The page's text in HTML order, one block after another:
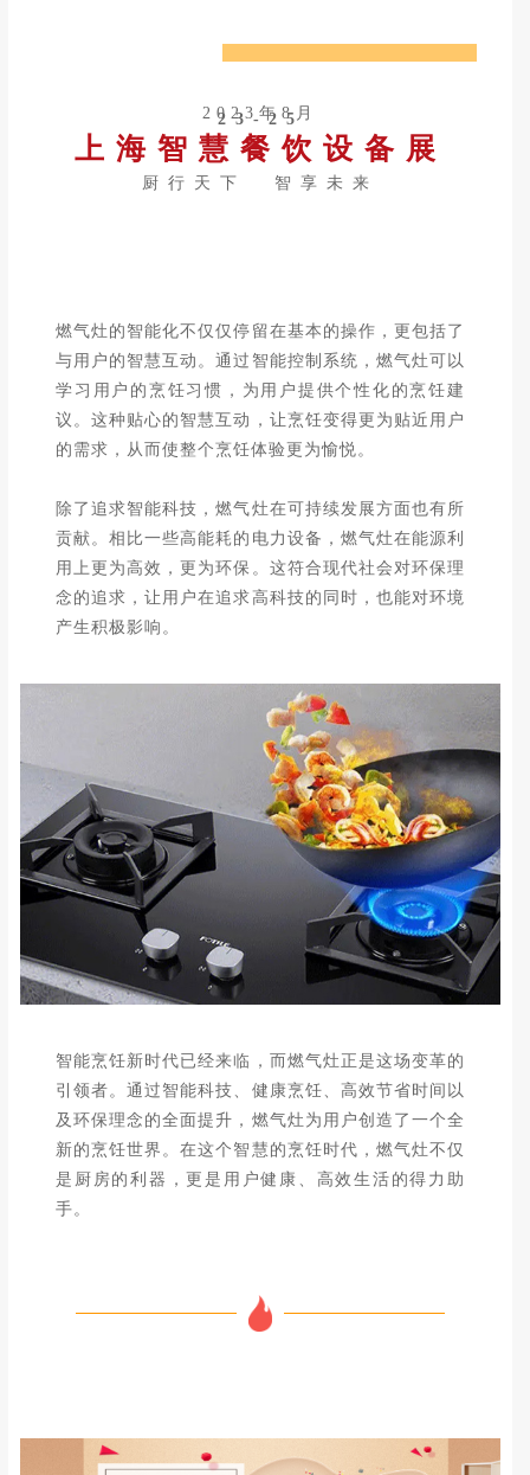
工具条上设置固定宽高
背景可以设置被包含
2023年8月
23-25
上海智慧餐饮设备展
厨行天下 智享未来
燃气灶的智能化不仅仅停留在基本的操作，更包括了
与用户的智慧互动。通过智能控制系统，燃气灶可以
学习用户的烹饪习惯，为用户提供个性化的烹饪建
议。这种贴心的智慧互动，让烹饪变得更为贴近用户
的需求，从而使整个烹饪体验更为愉悦。
除了追求智能科技，燃气灶在可持续发展方面也有所
贡献。相比一些高能耗的电力设备，燃气灶在能源利
用上更为高效，更为环保。这符合现代社会对环保理
念的追求，让用户在追求高科技的同时，也能对环境
产生积极影响。
智能烹饪新时代已经来临，而燃气灶正是这场变革的
引领者。通过智能科技、健康烹饪、高效节省时间以
及环保理念的全面提升，燃气灶为用户创造了一个全
新的烹饪世界。在这个智慧的烹饪时代，燃气灶不仅
是厨房的利器，更是用户健康、高效生活的得力助
手。